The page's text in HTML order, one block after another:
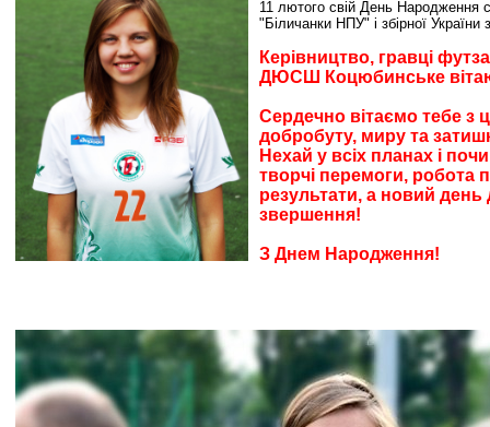
11 лютого свій День Народження
"Біличанки НПУ" і збірної
Керівництво, гравці
ДЮСШ Коцюбинське
Сердечно вітаємо тебе з
добробуту, миру та
Нехай у всіх планах і
творчі перемоги, робота
результати, а новий день
звершення!
З Днем Народження!